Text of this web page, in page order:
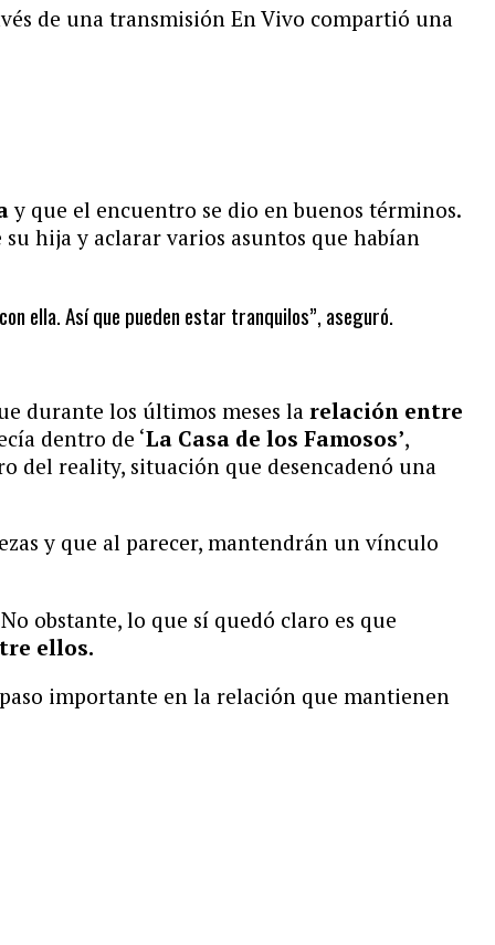
de una transmisión En Vivo compartió una
y que el encuentro se dio en buenos términos.
hija y aclarar varios asuntos que habían
ella. Así que pueden estar tranquilos”, aseguró.
durante los últimos meses la relación entre
dentro de ‘La Casa de los Famosos’,
del reality, situación que desencadenó una
y que al parecer, mantendrán un vínculo
obstante, lo que sí quedó claro es que
ellos.
importante en la relación que mantienen